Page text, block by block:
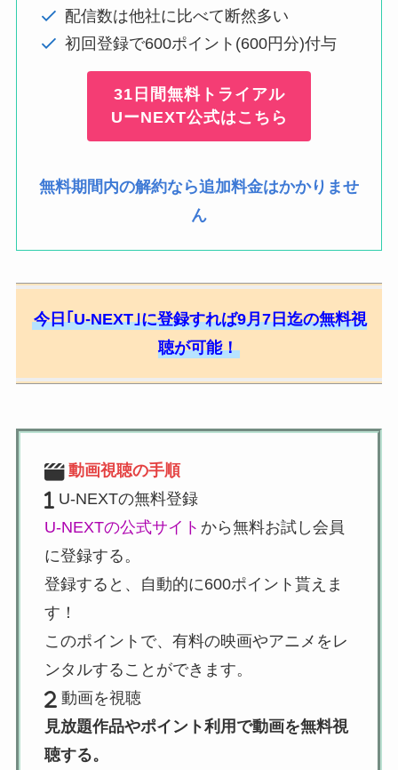
配信数は他社に比べて断然多い
初回登録で600ポイント(600円分)付与
31日間無料トライアル
UーNEXT公式はこちら
無料期間内の解約なら追加料金はかかりませ
ん
今日｢U-NEXT｣に登録すれば9月7日迄の無料視
聴が可能！
動画視聴の手順
U-NEXTの無料登録
U-NEXTの公式サイト から無料お試し会員
に登録する。
登録すると、自動的に600ポイント貰えま
す！
このポイントで、有料の映画やアニメをレ
ンタルすることができます。
動画を視聴
見放題作品やポイント利用で動画を無料視
聴する。